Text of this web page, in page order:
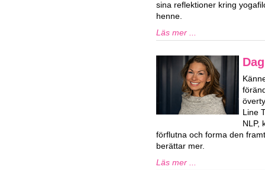
sina reflektioner kring
henne.
Läs mer ...
Line
NLP,
förflutna och forma den
berättar mer.
Läs mer ...